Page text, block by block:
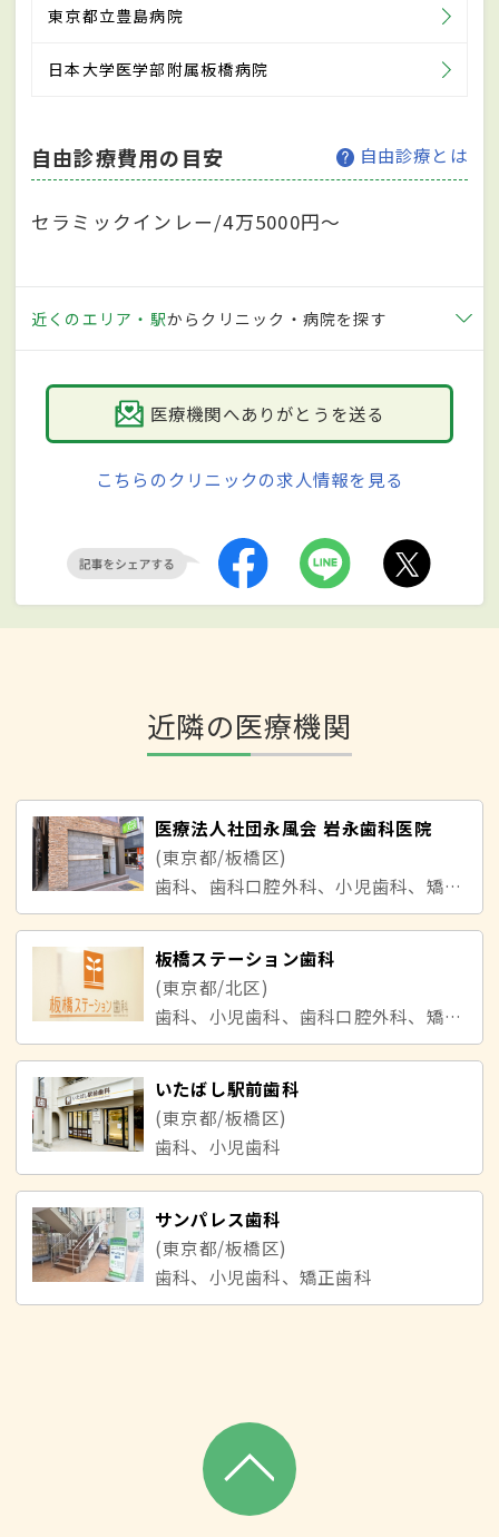
東京都立豊島病院
日本大学医学部附属板橋病院
自由診療費用の目安 自由診療とは
セラミックインレー/4万5000円～
近くのエリア・駅からクリニック・病院を探す
医療機関へありがとうを送る
こちらのクリニックの求人情報を見る
近隣の医療機関
医療法人社団永風会 岩永歯科医院
(東京都/板橋区)
歯科、歯科口腔外科、小児歯科、矯正歯科
板橋ステーション歯科
(東京都/北区)
歯科、小児歯科、歯科口腔外科、矯正歯科
いたばし駅前歯科
(東京都/板橋区)
歯科、小児歯科
サンパレス歯科
(東京都/板橋区)
歯科、小児歯科、矯正歯科